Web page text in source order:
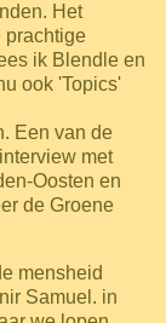
Het
prachtige
ik Blendle en
ook 'Topics'
Een van de
met
Oosten en
de Groene
mensheid
Samuel. in